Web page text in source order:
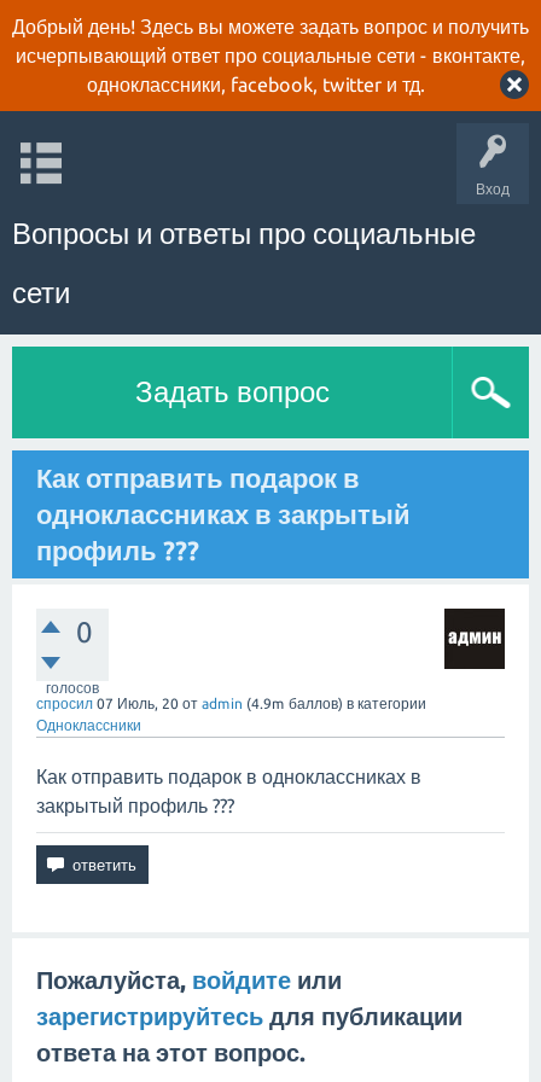
Добрый день! Здесь вы можете задать вопрос и получить
исчерпывающий ответ про социальные сети - вконтакте,
одноклассники, facebook, twitter и тд.
Вход
Вопросы и ответы про социальные
сети
Задать вопрос
Как отправить подарок в
одноклассниках в закрытый
профиль ???
0
голосов
спросил 07 Июль, 20 от admin (4.9m баллов) в категории
Одноклассники
Как отправить подарок в одноклассниках в
закрытый профиль ???
Пожалуйста, войдите или
зарегистрируйтесь для публикации
ответа на этот вопрос.